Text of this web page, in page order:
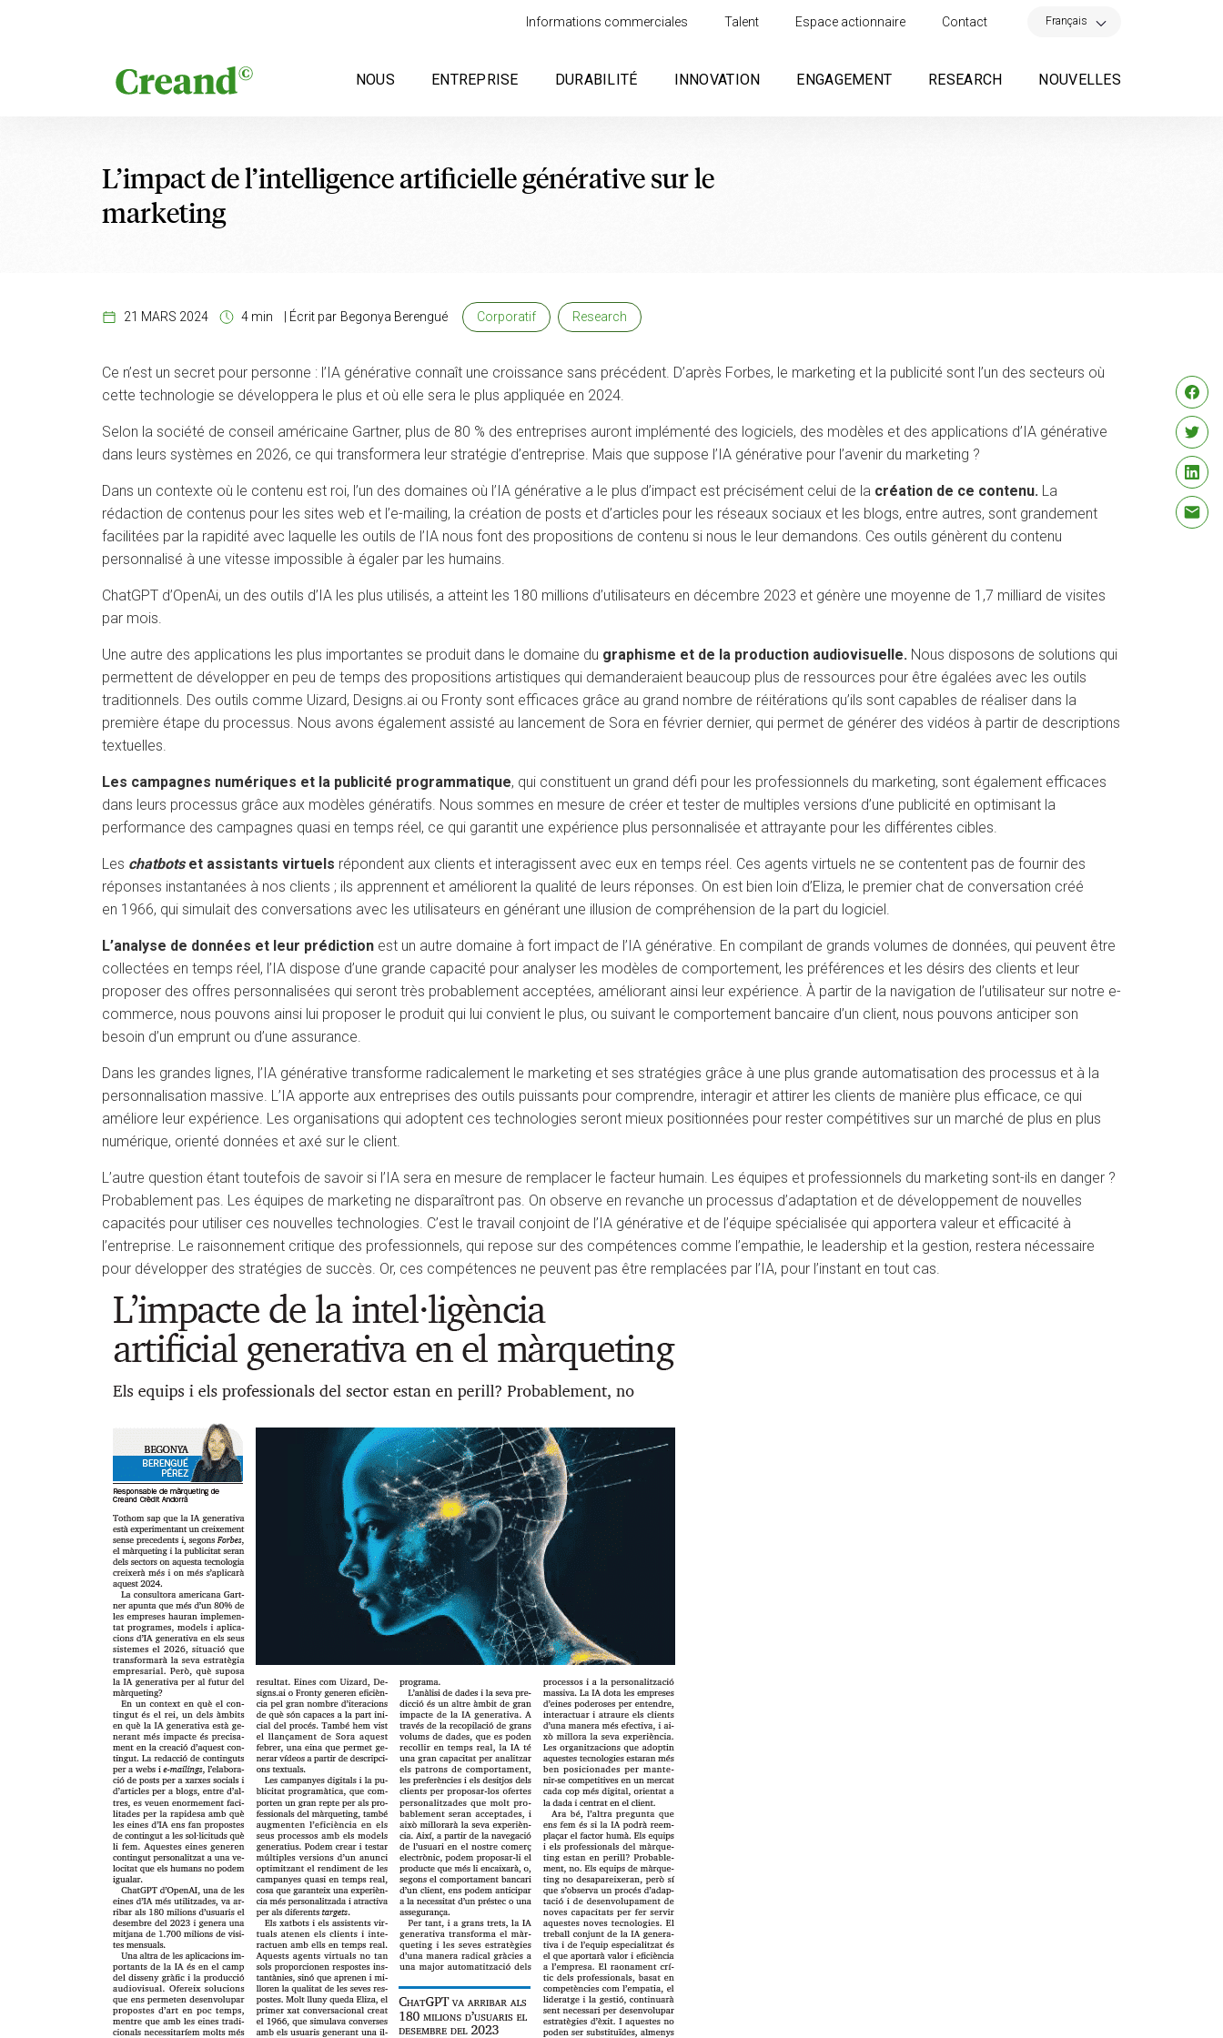
Informations commerciales Talent Espace actionnaire Contact Français
NOUS ENTREPRISE DURABILITÉ INNOVATION ENGAGEMENT RESEARCH NOUVELLES
L’impact de l’intelligence artificielle générative sur le
marketing
21 MARS 2024 4 min Écrit par Begonya Berengué Corporatif Research
Ce n’est un secret pour personne : l’IA générative connaît une croissance sans précédent. D’après Forbes, le marketing et la publicité sont l’un des secteurs où
cette technologie se développera le plus et où elle sera le plus appliquée en 2024.
Selon la société de conseil américaine Gartner, plus de 80 % des entreprises auront implémenté des logiciels, des modèles et des applications d’IA générative
dans leurs systèmes en 2026, ce qui transformera leur stratégie d’entreprise. Mais que suppose l’IA générative pour l’avenir du marketing ?
Dans un contexte où le contenu est roi, l’un des domaines où l’IA générative a le plus d’impact est précisément celui de la création de ce contenu. La
rédaction de contenus pour les sites web et l’e-mailing, la création de posts et d’articles pour les réseaux sociaux et les blogs, entre autres, sont grandement
facilitées par la rapidité avec laquelle les outils de l’IA nous font des propositions de contenu si nous le leur demandons. Ces outils génèrent du contenu
personnalisé à une vitesse impossible à égaler par les humains.
ChatGPT d’OpenAi, un des outils d’IA les plus utilisés, a atteint les 180 millions d’utilisateurs en décembre 2023 et génère une moyenne de 1,7 milliard de visites
par mois.
Une autre des applications les plus importantes se produit dans le domaine du graphisme et de la production audiovisuelle. Nous disposons de solutions qui
permettent de développer en peu de temps des propositions artistiques qui demanderaient beaucoup plus de ressources pour être égalées avec les outils
traditionnels. Des outils comme Uizard, Designs.ai ou Fronty sont efficaces grâce au grand nombre de réitérations qu’ils sont capables de réaliser dans la
première étape du processus. Nous avons également assisté au lancement de Sora en février dernier, qui permet de générer des vidéos à partir de descriptions
textuelles.
Les campagnes numériques et la publicité programmatique, qui constituent un grand défi pour les professionnels du marketing, sont également efficaces
dans leurs processus grâce aux modèles génératifs. Nous sommes en mesure de créer et tester de multiples versions d’une publicité en optimisant la
performance des campagnes quasi en temps réel, ce qui garantit une expérience plus personnalisée et attrayante pour les différentes cibles.
Les chatbotset assistants virtuels répondent aux clients et interagissent avec eux en temps réel. Ces agents virtuels ne se contentent pas de fournir des
réponses instantanées à nos clients ; ils apprennent et améliorent la qualité de leurs réponses. On est bien loin d’Eliza, le premier chat de conversation créé
en 1966, qui simulait des conversations avec les utilisateurs en générant une illusion de compréhension de la part du logiciel.
L’analyse de données et leur prédiction est un autre domaine à fort impact de l’IA générative. En compilant de grands volumes de données, qui peuvent être
collectées en temps réel, l’IA dispose d’une grande capacité pour analyser les modèles de comportement, les préférences et les désirs des clients et leur
proposer des offres personnalisées qui seront très probablement acceptées, améliorant ainsi leur expérience. À partir de la navigation de l’utilisateur sur notre e-
commerce, nous pouvons ainsi lui proposer le produit qui lui convient le plus, ou suivant le comportement bancaire d’un client, nous pouvons anticiper son
besoin d’un emprunt ou d’une assurance.
Dans les grandes lignes, l’IA générative transforme radicalement le marketing et ses stratégies grâce à une plus grande automatisation des processus et à la
personnalisation massive. L’IA apporte aux entreprises des outils puissants pour comprendre, interagir et attirer les clients de manière plus efficace, ce qui
améliore leur expérience. Les organisations qui adoptent ces technologies seront mieux positionnées pour rester compétitives sur un marché de plus en plus
numérique, orienté données et axé sur le client.
L’autre question étant toutefois de savoir si l’IA sera en mesure de remplacer le facteur humain. Les équipes et professionnels du marketing sont-ils en danger ?
Probablement pas. Les équipes de marketing ne disparaîtront pas. On observe en revanche un processus d’adaptation et de développement de nouvelles
capacités pour utiliser ces nouvelles technologies. C’est le travail conjoint de l’IA générative et de l’équipe spécialisée qui apportera valeur et efficacité à
l’entreprise. Le raisonnement critique des professionnels, qui repose sur des compétences comme l’empathie, le leadership et la gestion, restera nécessaire
pour développer des stratégies de succès. Or, ces compétences ne peuvent pas être remplacées par l’IA, pour l’instant en tout cas.